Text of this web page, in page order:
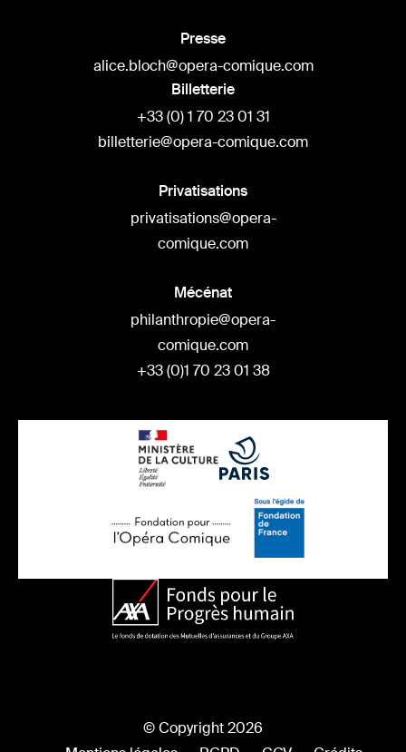
Presse
alice.bloch@opera-comique.com
Billetterie
+33 (0) 1 70 23 01 31
billetterie@opera-comique.com
Privatisations
privatisations@opera-
comique.com
Mécénat
philanthropie@opera-
comique.com
+33 (0)1 70 23 01 38
© Copyright 2026